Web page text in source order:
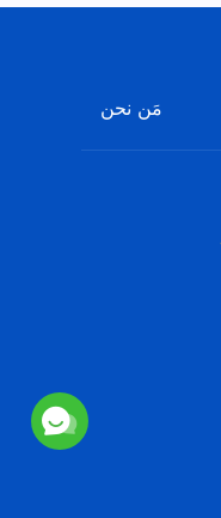
مَن نحن